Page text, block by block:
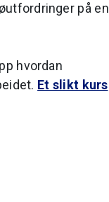
på en
hvordan
Et slikt kurs